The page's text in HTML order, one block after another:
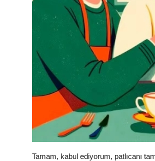
Tamam, kabul ediyorum, patlıcanı